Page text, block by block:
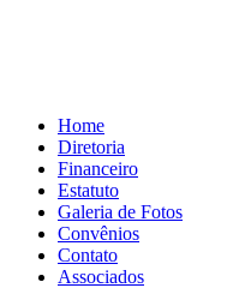
APM
Associação
Pais
Mestres
Colégio
Home
Diretoria
Financeiro
Estatuto
Galeria de Fotos
Convênios
Contato
Associados